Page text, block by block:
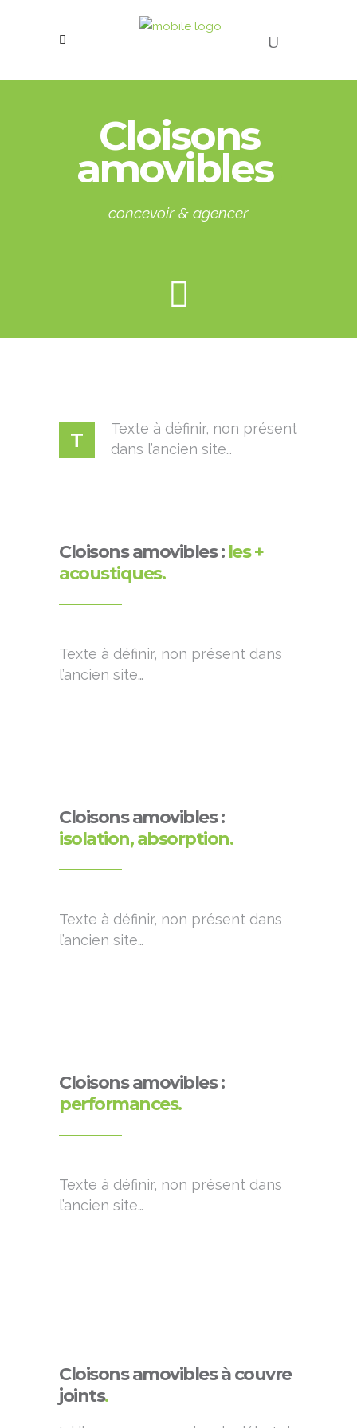
Cloisons
amovibles.
concevoir & agencer
T
Texte à définir, non présent
dans l’ancien site…
Cloisons amovibles : les +
acoustiques.
Texte à définir, non présent dans
l’ancien site…
Cloisons amovibles :
isolation, absorption.
Texte à définir, non présent dans
l’ancien site…
Cloisons amovibles :
performances.
Texte à définir, non présent dans
l’ancien site…
Cloisons amovibles à couvre
joints.